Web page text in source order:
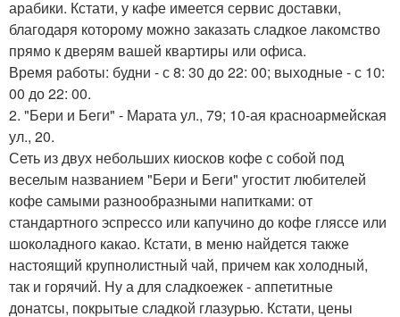
арабики. Кстати, у кафе имеется сервис доставки,
благодаря которому можно заказать сладкое лакомство
прямо к дверям вашей квартиры или офиса.
Время работы: будни - с 8: 30 до 22: 00; выходные - с 10:
00 до 22: 00.
2. "Бери и Беги" - Марата ул., 79; 10-ая красноармейская
ул., 20.
Сеть из двух небольших киосков кофе с собой под
веселым названием "Бери и Беги" угостит любителей
кофе самыми разнообразными напитками: от
стандартного эспрессо или капучино до кофе гляссе или
шоколадного какао. Кстати, в меню найдется также
настоящий крупнолистный чай, причем как холодный,
так и горячий. Ну а для сладкоежек - аппетитные
донатсы, покрытые сладкой глазурью. Кстати, цены